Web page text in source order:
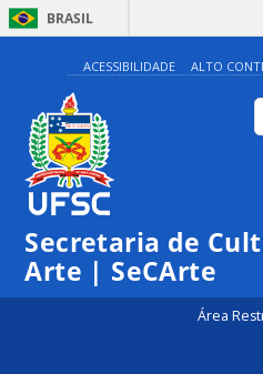
BRASIL
ACESSIBILIDADE ALTO
Secretaria de
Arte | SeCArte
Área